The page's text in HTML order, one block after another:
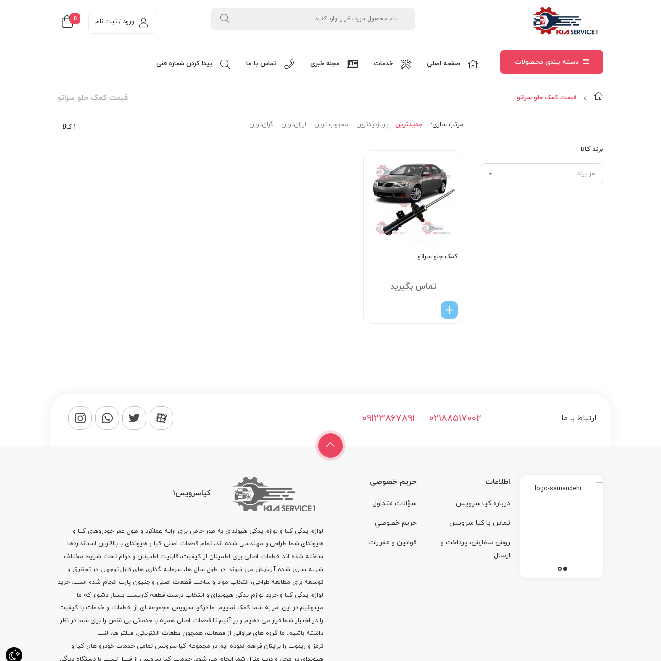
0 ورود / ثبت نام
دسـته بـندی محـصولات صفحه اصلي خدمات مجله خبری تماس با ما پیدا کردن شماره فنی
قیمت کمک جلو سراتو قیمت کمک جلو سراتو
برند کالا
هر برند
1 کالا مرتب‌ سازی: جدیدترین پربازدیدترین محبوب ترین ارزان‌ترین گران‌ترین
کمک جلو سراتو
تماس بگیرید
ارتباط با ما 09123867891 02188517002
اطلاعات
درباره کيا سرويس
تماس با کيا سرويس
روش سفارش، پرداخت و
ارسال
حریم خصوصی
سؤالات متداول
حريم خصوصي
قوانين و مقررات
کیاسرویس1
لوازم یدکی کیا و لوازم یدکی هیوندای به طور خاص برای ارائه عملکرد و طول عمر خودروهای کیا و
هیوندای شما طراحی و مهندسی شده اند، تمام قطعات اصلی کیا و هیوندای با بالاترین استانداردها
ساخته شده اند. قطعات اصلی برای اطمینان از کیفیت، قابلیت اطمینان و دوام تحت شرایط مختلف
شبیه سازی شده آزمایش می شوند. در طول سال ها، سرمایه گذاری های قابل توجهی در تحقیق و
توسعه برای مطالعه طراحی، انتخاب مواد و ساخت قطعات اصلی و جنیون پارت انجام شده است. خرید
لوازم یدکی کیا و خرید لوازم یدکی هیوندای و انتخاب درست قطعه کاریست بسیار دشوار که ما
میتوانیم در این امر به شما کمک نماییم. ما درکیا سرویس مجموعه ای از قطعات و خدمات با کیفیت
را در اختیار شما قرار می دهیم و بر آنیم تا قطعات اصلی همراه با خدماتی بی نقص را برای شما در نظر
داشته باشیم. ما گروه های فراوانی از قطعات، همچون قطعات الکتریکی، فیلتر ها، لنت
ترمز و ریموت را برایتان فراهم نموده ایم در مجموعه کیا سرویس تمامی خدمات خودرو های کیا و
هیوندای در محل و درب منزل شما انجام می شود. خدمات کیا سرویس از قبیل تست با دستگاه دیاگ،